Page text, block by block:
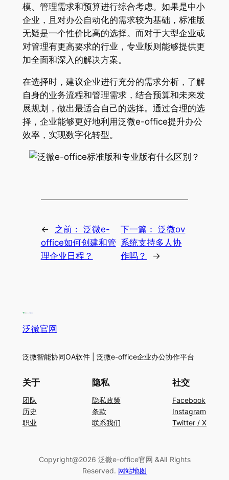
模、管理需求和预算进行综合考虑。如果是中小
企业，且对办公自动化的需求较为基础，标准版
无疑是一个性价比高的选择。而对于大型企业或
对管理有更高要求的行业，专业版则能够提供更
加全面和深入的解决方案。
在选择时，建议企业进行充分的需求分析，了解
自身的业务流程和管理需求，结合预算和未来发
展规划，做出最适合自己的选择。通过合理的选
择，企业能够更好地利用泛微e-office提升办公
效率，实现数字化转型。
← 之前： 泛微e-
office如何创建和管
理企业日程？
下一篇：
泛微ov
系统支持多人协
作吗？
→
泛微官网
泛微智能协同OA软件 | 泛微e-office企业办公协作平台
关于
团队
历史
职业
隐私
隐私政策
条款
联系我们
社交
Facebook
Instagram
Twitter / X
Copyright@2026 泛微e-office官网 &AlI Rights
Reserved. 网站地图